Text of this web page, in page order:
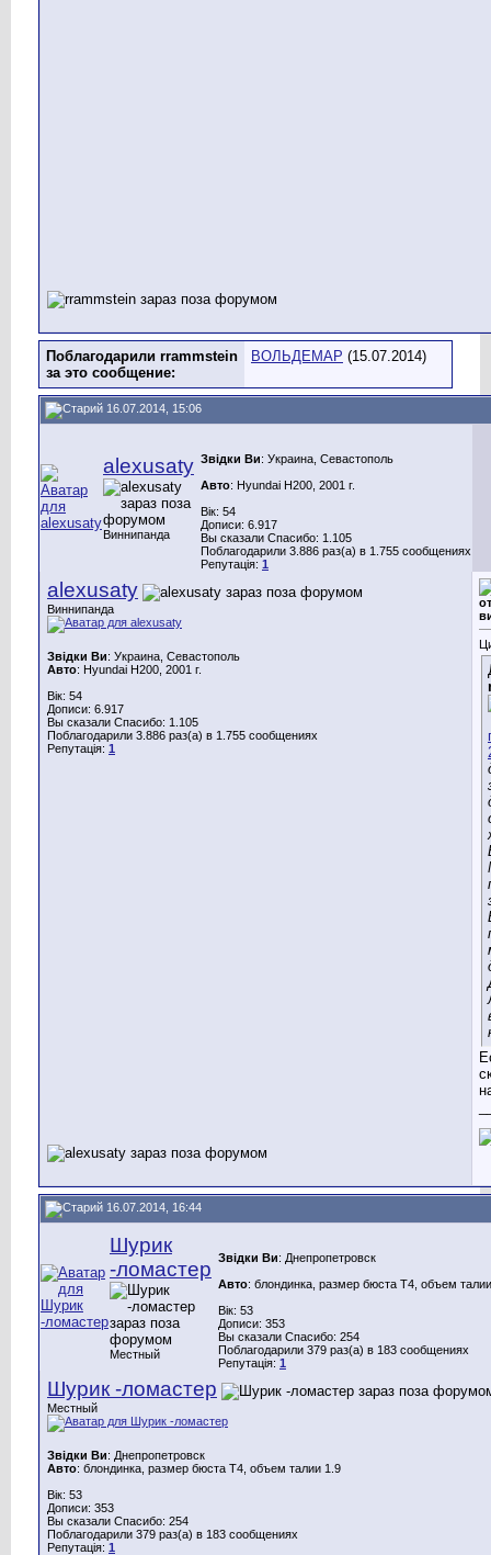
Поблагодарили rrammstein
за это сообщение:
ВОЛЬДЕМАР (15.07.2014)
16.07.2014, 15:06
alexusaty
Виннипанда
Звідки Ви: Украина, Севастополь
Авто: Hyundai H200, 2001 г.
Вік: 54
Дописи: 6.917
Вы сказали Спасибо: 1.105
Поблагодарили 3.886 раз(а) в 1.755 сообщениях
Репутація: 1
alexusaty
Виннипанда
Звідки Ви: Украина, Севастополь
Авто: Hyundai H200, 2001 г.
Вік: 54
Дописи: 6.917
Вы сказали Спасибо: 1.105
Поблагодарили 3.886 раз(а) в 1.755 сообщениях
Репутація: 1
16.07.2014, 16:44
Шурик
-ломастер
Местный
Звідки Ви: Днепропетровск
Авто: блондинка, размер бюста Т4, объем
Вік: 53
Дописи: 353
Вы сказали Спасибо: 254
Поблагодарили 379 раз(а) в 183 сообщениях
Репутація: 1
Шурик -ломастер
Местный
Звідки Ви: Днепропетровск
Авто: блондинка, размер бюста Т4, объем талии 1.9
Вік: 53
Дописи: 353
Вы сказали Спасибо: 254
Поблагодарили 379 раз(а) в 183 сообщениях
Репутація: 1